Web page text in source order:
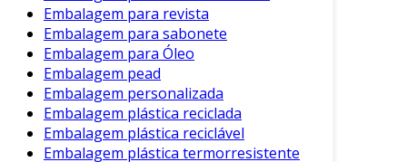
projetadas atraem mais atenção nas
prateleiras.
Facilitam a Armazenagem
otimizados permitem melhor
empilhamento e armazenamento.
Experiência do Usuário: Uma boa
embalagem melhora a experiência de
Embalagem para revista
Embalagem para sabonete
Embalagem para Óleo
Embalagem pead
Embalagem personalizada
Embalagem plástica reciclada
Embalagem plástica reciclável
Embalagem plástica termorresistente